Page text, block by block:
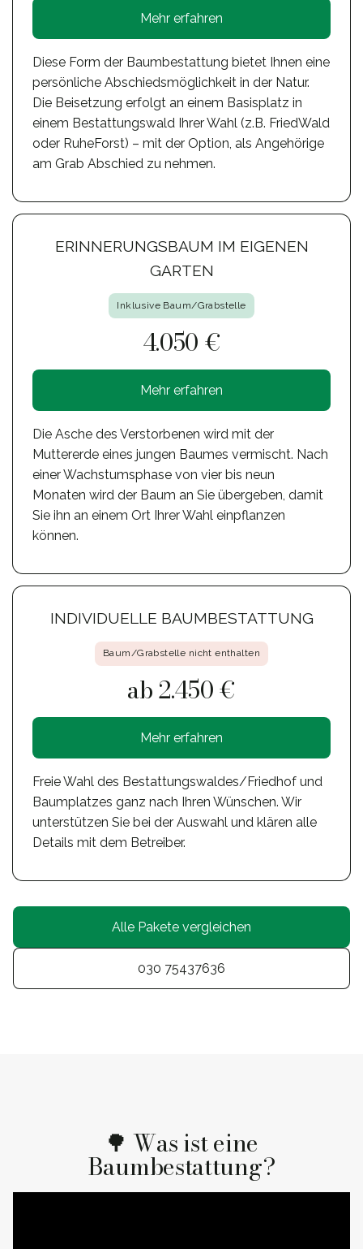
Mehr erfahren
Diese Form der Baumbestattung bietet Ihnen eine
persönliche Abschiedsmöglichkeit in der Natur.
Die Beisetzung erfolgt an einem Basisplatz in
einem Bestattungswald Ihrer Wahl (z.B. FriedWald
oder RuheForst) – mit der Option, als Angehörige
am Grab Abschied zu nehmen.
ERINNERUNGSBAUM IM EIGENEN
GARTEN
Inklusive Baum/Grabstelle
4.050 €
Mehr erfahren
Die Asche des Verstorbenen wird mit der
Muttererde eines jungen Baumes vermischt. Nach
einer Wachstumsphase von vier bis neun
Monaten wird der Baum an Sie übergeben, damit
Sie ihn an einem Ort Ihrer Wahl einpflanzen
können.
INDIVIDUELLE BAUMBESTATTUNG
Baum/Grabstelle nicht enthalten
ab 2.450 €
Mehr erfahren
Freie Wahl des Bestattungswaldes/Friedhof und
Baumplatzes ganz nach Ihren Wünschen. Wir
unterstützen Sie bei der Auswahl und klären alle
Details mit dem Betreiber.
Alle Pakete vergleichen
030 75437636
🌳 Was ist eine
Baumbestattung?